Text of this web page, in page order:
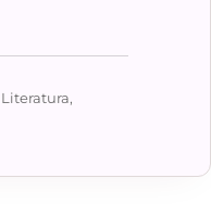
Categorías
Literatura,